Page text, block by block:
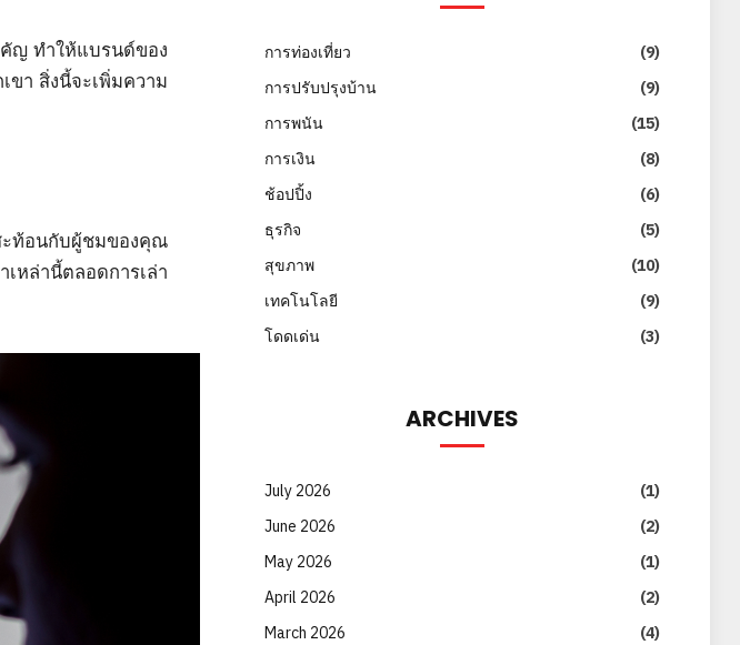
ญ ทำให้แบรนด์ของ
ขา สิ่งนี้จะเพิ่มความ
ท้อนกับผู้ชมของคุณ
หล่านี้ตลอดการเล่า
การท่องเที่ยว
(9)
การปรับปรุงบ้าน
(9)
การพนัน
(15)
การเงิน
(8)
ช้อปปิ้ง
(6)
ธุรกิจ
(5)
สุขภาพ
(10)
เทคโนโลยี
(9)
โดดเด่น
(3)
ARCHIVES
July 2026
(1)
June 2026
(2)
May 2026
(1)
April 2026
(2)
March 2026
(4)